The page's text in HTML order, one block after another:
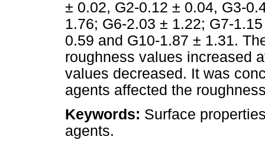
± 0.02, G2-0.12 ± 0.04, G3-
1.76; G6-2.03 ± 1.22; G7-
0.59 and G10-1.87 ± 1.31.
roughness values increased
values decreased. It was
agents affected the
Keywords: Surface
agents.